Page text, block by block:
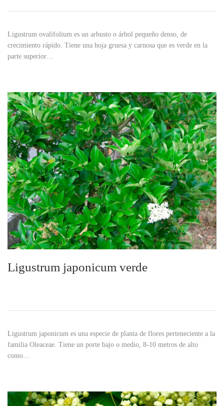
Ligustrum ovalifolium es un arbusto o árbol pequeño denso, de
crecimiento rápido. Tiene una hoja gruesa y carnosa que es verde en la
parte superior…
Ligustrum japonicum verde
Ligustrum japonicum es una especie de planta de flores perteneciente a la
familia Oleaceae. Tiene un porte bajo o medio, 8-10 metros de alto
como…